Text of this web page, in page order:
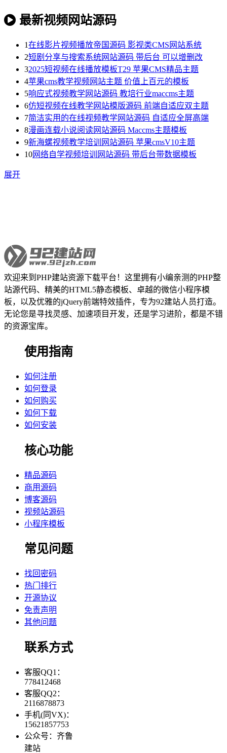
最新视频网站源码
1在线影片视频播放帝国源码 影视类CMS网站系统
2短剧分享与搜索系统网站源码 带后台 可以增删改
32025短视频在线播放模板T29 苹果CMS精品主题
4苹果cms教学视频网站主题 价值上百元的模板
5响应式视频教学网站源码 教培行业maccms主题
6仿短视频在线教学网站模版源码 前端自适应双主题
7简洁实用的在线视频教学网站源码 自适应全屏高端
8漫画连载小说阅读网站源码 Maccms主题模板
9新海螺视频教学培训网站源码 苹果cmsV10主题
10网络自学视频培训网站源码 带后台带数据模板
展开
欢迎来到PHP建站资源下载平台！这里拥有小编亲测的PHP整
站源代码、精美的HTML5静态模板、卓越的微信小程序模
板，以及优雅的jQuery前端特效插件，专为92建站人员打造。
无论您是寻找灵感、加速项目开发，还是学习进阶，都是不错
的资源宝库。
使用指南
如何注册
如何登录
如何购买
如何下载
如何安装
核心功能
精品源码
商用源码
博客源码
视频站源码
小程序模板
常见问题
找回密码
热门排行
开源协议
免责声明
其他问题
联系方式
客服QQ1：
778412468
客服QQ2：
2116878873
手机(同VX)：
15621857753
公众号：齐鲁
建站